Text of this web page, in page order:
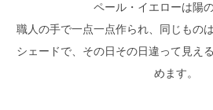
ペール・イエローは陽の
職人の手で一点一点作られ、同じもの
シェードで、その日その日違って見え
めます。